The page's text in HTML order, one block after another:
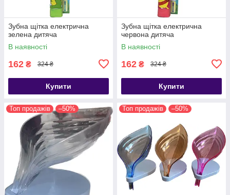
Зубна щітка електрична
зелена дитяча
В наявності
162 ₴ 324 ₴
Купити
Зубна щітка електрична
червона дитяча
В наявності
162 ₴ 324 ₴
Купити
Топ продажів –50% Топ продажів –50%